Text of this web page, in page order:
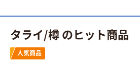
タライ/樽 のヒット商品
人気商品